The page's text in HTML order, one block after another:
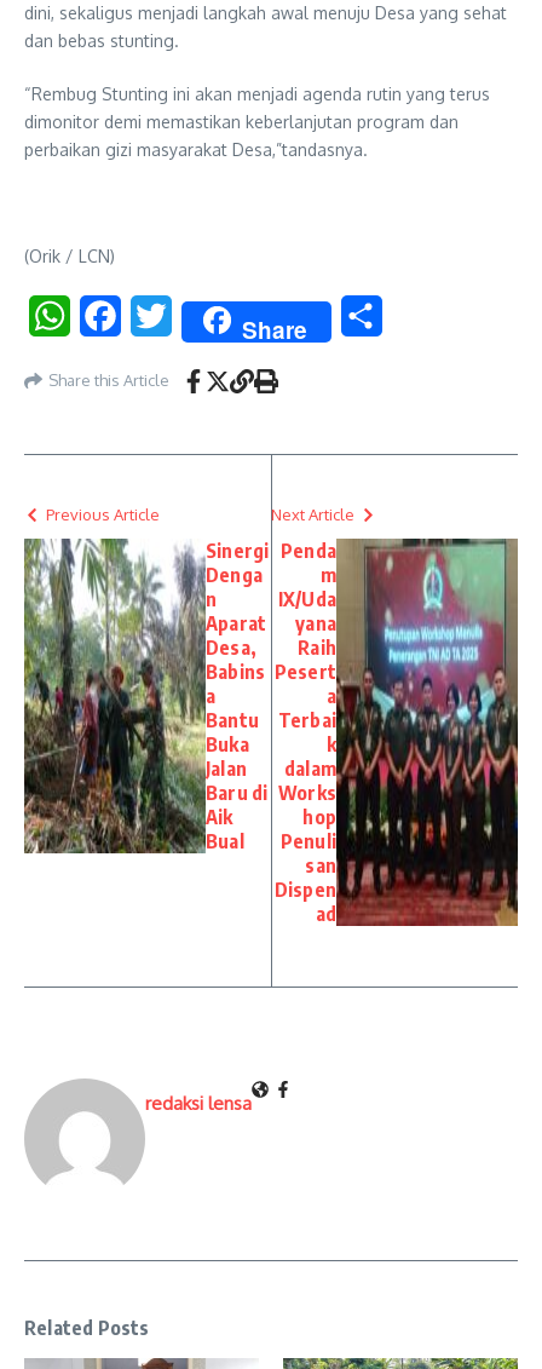
dini, sekaligus menjadi langkah awal menuju Desa yang sehat
dan bebas stunting.
“Rembug Stunting ini akan menjadi agenda rutin yang terus
dimonitor demi memastikan keberlanjutan program dan
perbaikan gizi masyarakat Desa,”tandasnya.
(Orik / LCN)
WhatsAppFacebookTwitter Share
Share this Article
Previous Article
Sinergi
Denga
n
Aparat
Desa,
Babins
a
Bantu
Buka
Jalan
Baru di
Aik
Bual
Next Article
Penda
m
IX/Uda
yana
Raih
Pesert
a
Terbai
k
dalam
Works
hop
Penuli
san
Dispen
ad
redaksi lensa
Related Posts